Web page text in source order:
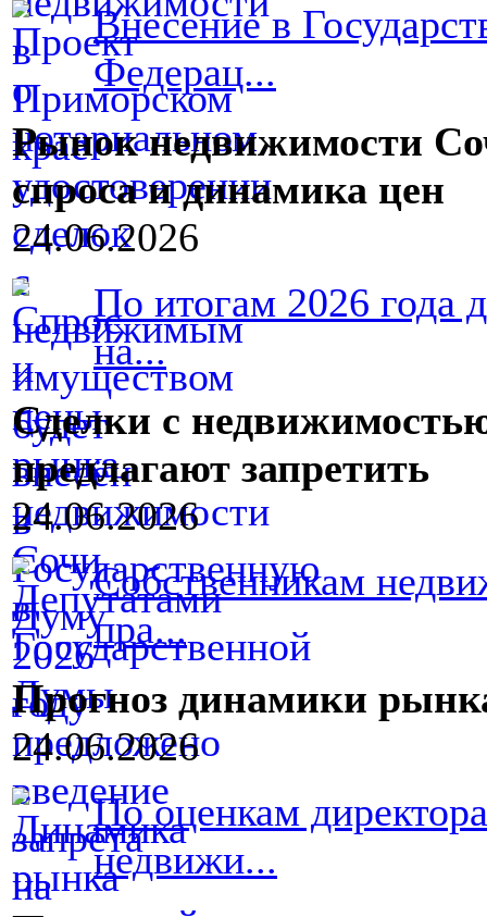
Внесение в
Федерац...
Рынок недвижимости
спроса и динамика цен
24.06.2026
По итогам 2026 года
на...
Сделки с
предлагают запретить
24.06.2026
Собственникам
пра...
Прогноз динамики
24.06.2026
По оценкам
недвижи...